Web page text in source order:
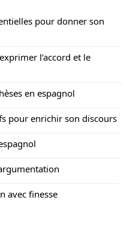
pour donner son
l’accord et le
en espagnol
pour enrichir son discours
avec finesse